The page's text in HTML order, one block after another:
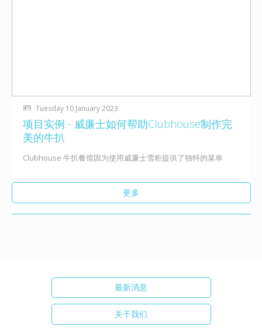
Tuesday 10 January 2023
项目实例 - 威廉士如何帮助Clubhouse制作完
美的牛扒
Clubhouse 牛扒餐馆因为使用威廉士雪柜提供了独特的菜单
更多
最新消息
关于我们